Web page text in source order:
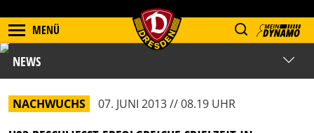
MENÜ
NEWS
NACHWUCHS 07. JUNI 2013 // 08.19 UHR